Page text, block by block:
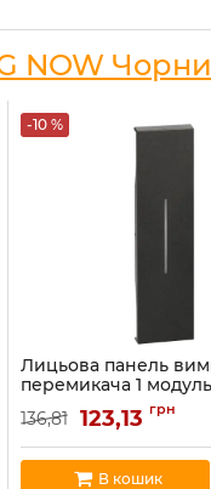
NOW
-10 %
Лицьова панель
перемикача 1
Чорний Bticino
Now KG01
Артикул:KG01
В наявності:
136,81 123,13 грн
В кошик